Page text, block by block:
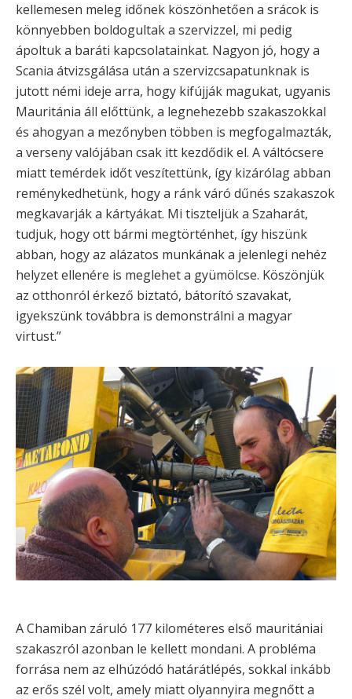
kellemesen meleg időnek köszönhetően a srácok is
könnyebben boldogultak a szervizzel, mi pedig
ápoltuk a baráti kapcsolatainkat. Nagyon jó, hogy a
Scania átvizsgálása után a szervizcsapatunknak is
jutott némi ideje arra, hogy kifújják magukat, ugyanis
Mauritánia áll előttünk, a legnehezebb szakaszokkal
és ahogyan a mezőnyben többen is megfogalmazták,
a verseny valójában csak itt kezdődik el. A váltócsere
miatt temérdek időt veszítettünk, így kizárólag abban
reménykedhetünk, hogy a ránk váró dűnés szakaszok
megkavarják a kártyákat. Mi tiszteljük a Szaharát,
tudjuk, hogy ott bármi megtörténhet, így hiszünk
abban, hogy az alázatos munkának a jelenlegi nehéz
helyzet ellenére is meglehet a gyümölcse. Köszönjük
az otthonról érkező biztató, bátorító szavakat,
igyekszünk továbbra is demonstrálni a magyar
virtust.”
A Chamiban záruló 177 kilométeres első mauritániai
szakaszról azonban le kellett mondani. A probléma
forrása nem az elhúzódó határátlépés, sokkal inkább
az erős szél volt, amely miatt olyannyira megnőtt a